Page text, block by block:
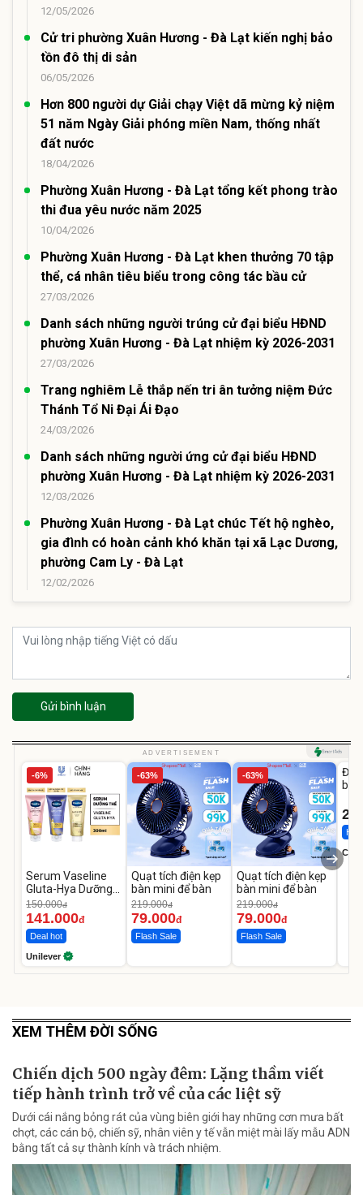
12/05/2026
Cử tri phường Xuân Hương - Đà Lạt kiến nghị bảo
tồn đô thị di sản
06/05/2026
Hơn 800 người dự Giải chạy Việt dã mừng kỷ niệm
51 năm Ngày Giải phóng miền Nam, thống nhất
đất nước
18/04/2026
Phường Xuân Hương - Đà Lạt tổng kết phong trào
thi đua yêu nước năm 2025
10/04/2026
Phường Xuân Hương - Đà Lạt khen thưởng 70 tập
thể, cá nhân tiêu biểu trong công tác bầu cử
27/03/2026
Danh sách những người trúng cử đại biểu HĐND
phường Xuân Hương - Đà Lạt nhiệm kỳ 2026-2031
27/03/2026
Trang nghiêm Lễ thắp nến tri ân tưởng niệm Đức
Thánh Tổ Ni Đại Ái Đạo
24/03/2026
Danh sách những người ứng cử đại biểu HĐND
phường Xuân Hương - Đà Lạt nhiệm kỳ 2026-2031
12/03/2026
Phường Xuân Hương - Đà Lạt chúc Tết hộ nghèo,
gia đình có hoàn cảnh khó khăn tại xã Lạc Dương,
phường Cam Ly - Đà Lạt
12/02/2026
Gửi bình luận
ADVERTISEMENT
-6%
Serum Vaseline
Gluta-Hya Dưỡng
Da Sáng Mịn Sau 7
Ngày
150.000đ
141.000đ
Deal hot
Unilever
-63%
Quạt tích điện kẹp
bàn mini để bàn
219.000đ
79.000đ
Flash Sale
-63%
Quạt tích điện kẹp
bàn mini để bàn
219.000đ
79.000đ
Flash Sale
Đai
bé
Hot
XEM THÊM ĐỜI SỐNG
Chiến dịch 500 ngày đêm: Lặng thầm viết
tiếp hành trình trở về của các liệt sỹ
Dưới cái nắng bỏng rát của vùng biên giới hay những cơn mưa bất
chợt, các cán bộ, chiến sỹ, nhân viên y tế vẫn miệt mài lấy mẫu ADN
bằng tất cả sự thành kính và trách nhiệm.